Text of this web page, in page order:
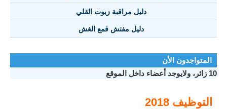
دليل مراقبة زيوت القلي
دليل مفتش قمع الغش
الأن
2018